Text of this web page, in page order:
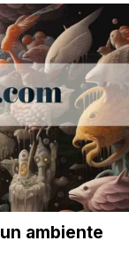
ambiente